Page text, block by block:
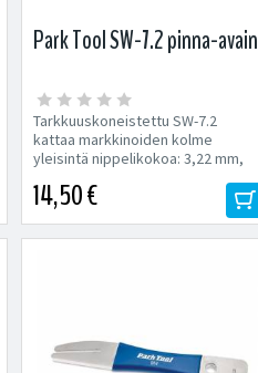
Park Tool SW-7.2 pinna-avain
Tarkkuuskoneistettu SW-7.2
kattaa markkinoiden kolme
yleisintä nippelikokoa: 3,22 mm,
14,50 €